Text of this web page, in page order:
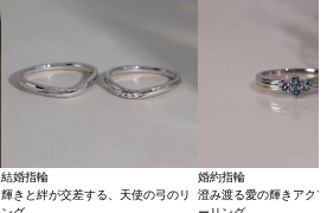
結婚指輪
輝きと絆が交差する、天使の弓のリ
婚約指輪
澄み渡る愛の輝きアク